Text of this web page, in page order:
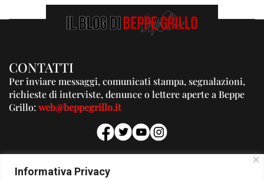
Informativa Privacy
CONTATTI
Per inviare messaggi, comunicati stampa, segnalazioni,
richieste di interviste, denunce o lettere aperte a Beppe
Grillo:web@beppegrillo.it
PUBBLICITA'